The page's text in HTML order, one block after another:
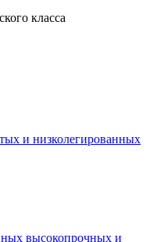
класса
и низколегированных
высокопрочных и